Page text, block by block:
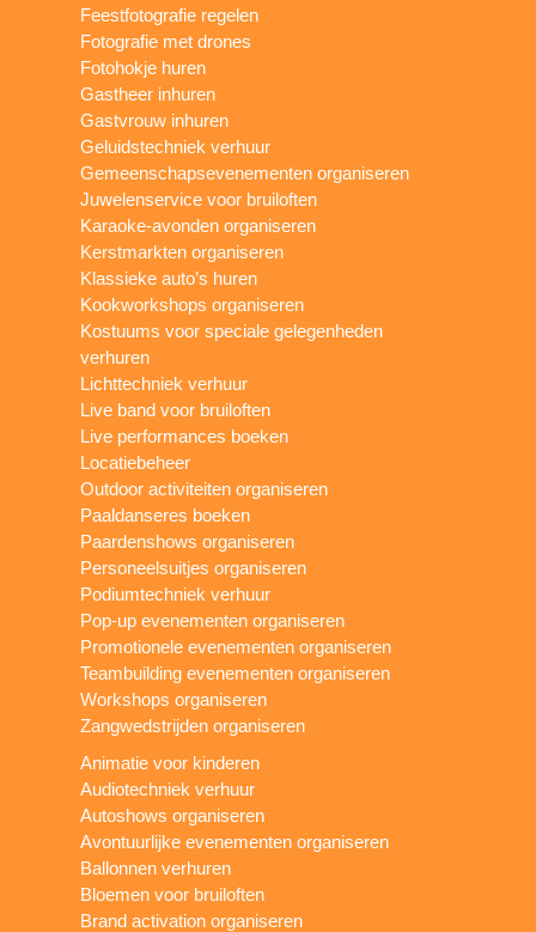
Feestfotografie regelen
Fotografie met drones
Fotohokje huren
Gastheer inhuren
Gastvrouw inhuren
Geluidstechniek verhuur
Gemeenschapsevenementen organiseren
Juwelenservice voor bruiloften
Karaoke-avonden organiseren
Kerstmarkten organiseren
Klassieke auto’s huren
Kookworkshops organiseren
Kostuums voor speciale gelegenheden
verhuren
Lichttechniek verhuur
Live band voor bruiloften
Live performances boeken
Locatiebeheer
Outdoor activiteiten organiseren
Paaldanseres boeken
Paardenshows organiseren
Personeelsuitjes organiseren
Podiumtechniek verhuur
Pop-up evenementen organiseren
Promotionele evenementen organiseren
Teambuilding evenementen organiseren
Workshops organiseren
Zangwedstrijden organiseren
Animatie voor kinderen
Audiotechniek verhuur
Autoshows organiseren
Avontuurlijke evenementen organiseren
Ballonnen verhuren
Bloemen voor bruiloften
Brand activation organiseren